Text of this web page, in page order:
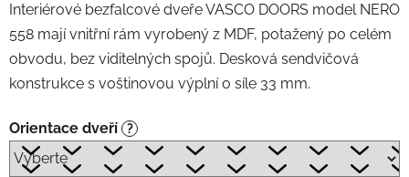
Interiérové bezfalcové dveře VASCO DOORS model NERO
558 mají vnitřní rám vyrobený z MDF, potažený po celém
obvodu, bez viditelných spojů. Desková sendvičová
konstrukce s voštinovou výplní o síle 33 mm.
Orientace dveří ?